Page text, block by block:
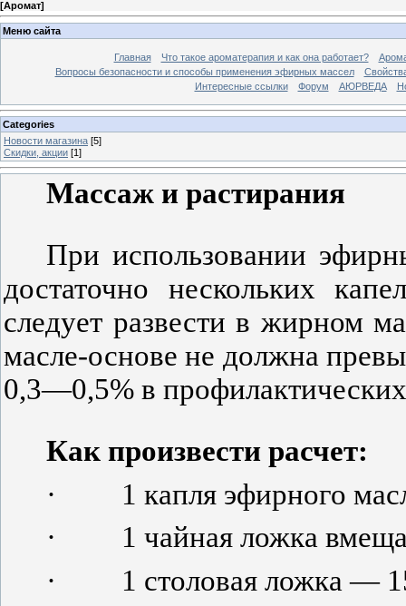
[Аромат]
Меню сайта
Главная Что такое ароматерапия и как она работает?
Вопросы безопасности и способы применения эфирных массел
Интересные ссылки
Форум АЮРВЕДА
Categories
Новости магазина [5]
Скидки, акции [1]
Массаж и растирания
При использовании
достаточно нескольких
следует развести в жирном
масле-основе не должна
0,3—0,5% в
Как произвести расчет:
·
1 капля эфирного
·
1 чайная ложка
·
1 столовая ложка —